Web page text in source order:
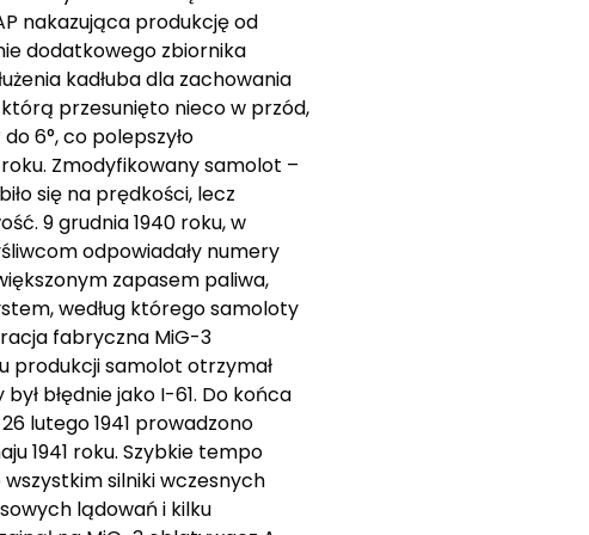
nakazująca produkcję od
dodatkowego zbiornika
kadłuba dla zachowania
którą przesunięto nieco w przód,
6°, co polepszyło
Zmodyfikowany samolot –
się na prędkości, lecz
9 grudnia 1940 roku, w
odpowiadały numery
zapasem paliwa,
według którego samoloty
fabryczna MiG-3
produkcji samolot otrzymał
błędnie jako I-61. Do końca
lutego 1941 prowadzono
1941 roku. Szybkie tempo
silniki wczesnych
lądowań i kilku